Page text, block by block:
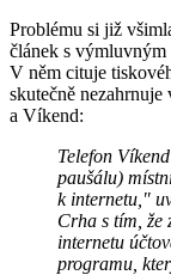
Problému si již
článek s výmluvným
V něm cituje
skutečně
a Víkend:
Telefon
paušálu)
k internetu,"
Crha s tím, že
internetu
programu,